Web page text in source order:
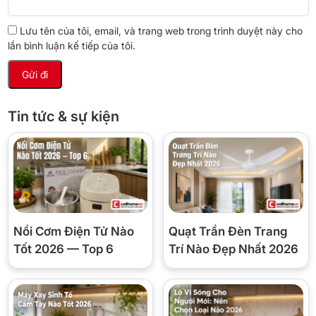
tiền?
STRIX là bộ rơ-le nhiệt tiêu chuẩn quốc tế thường thấy ở các ấm
cao cấp: nước vừa sôi là ngắt điện ngay, lỡ đun cạn nước ấm
cũng tự ngắt để bảo vệ mâm nhiệt — hai lỗi hay gặp nhất khiến
hướng nào cũng khớp, nhấc ấm khỏi đế là an toàn tuyệt đối,
không dây vướng víu.
📋 Thông số kỹ thuật
Model BlueStone KTB-3457
Dung tích
Công suất 1800W
Lưu tên của tôi, email, và trang web trong trình duyệt này cho
lần bình luận kế tiếp của tôi.
Tin tức & sự kiện
Nồi Cơm Điện Tử Nào
Tốt 2026 — Top 6
Quạt Trần Đèn Trang
Trí Nào Đẹp Nhất 2026